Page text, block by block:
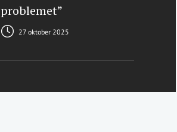
problemet”
27 oktober 2025